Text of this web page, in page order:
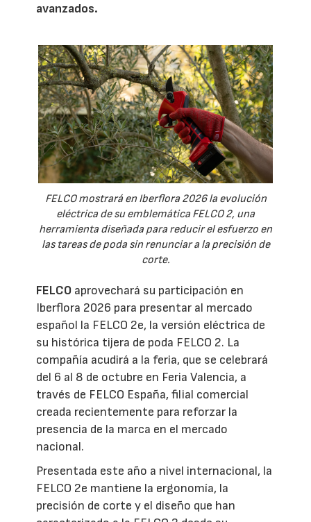
avanzados.
FELCO mostrará en Iberflora 2026 la evolución
eléctrica de su emblemática FELCO 2, una
herramienta diseñada para reducir el esfuerzo en
las tareas de poda sin renunciar a la precisión de
corte.
FELCO aprovechará su participación en
Iberflora 2026 para presentar al mercado
español la FELCO 2e, la versión eléctrica de
su histórica tijera de poda FELCO 2. La
compañía acudirá a la feria, que se celebrará
del 6 al 8 de octubre en Feria Valencia, a
través de FELCO España, filial comercial
creada recientemente para reforzar la
presencia de la marca en el mercado
nacional.
Presentada este año a nivel internacional, la
FELCO 2e mantiene la ergonomía, la
precisión de corte y el diseño que han